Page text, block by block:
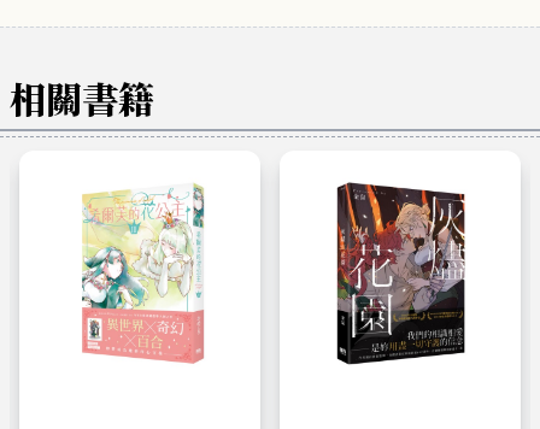
相關書籍